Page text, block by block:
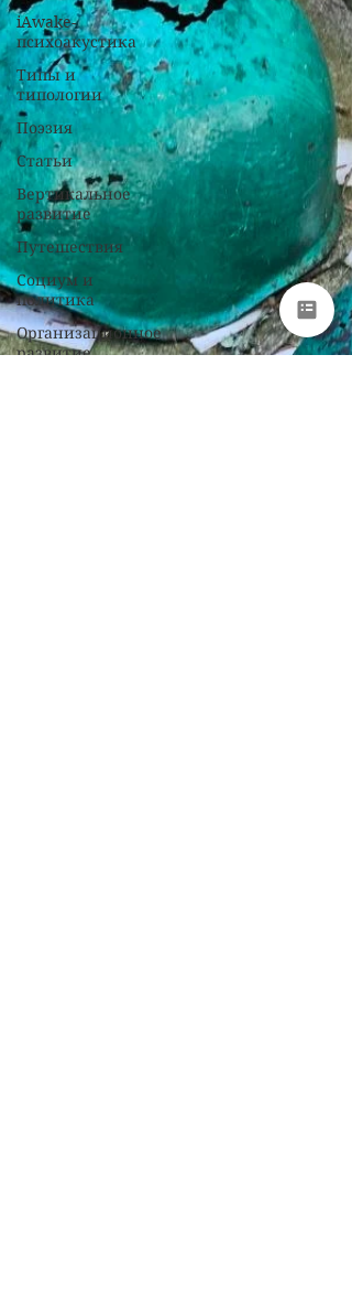
iAwake-
психоакустика
Типы и
типологии
Поэзия
Статьи
Вертикальное
развитие
Путешествия
Социум и
политика
Организационное
развитие